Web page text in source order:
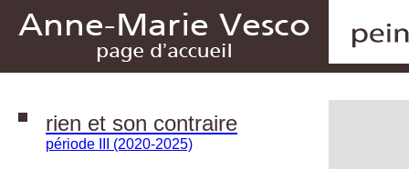
rien et son contraire
période III (2020-2025)